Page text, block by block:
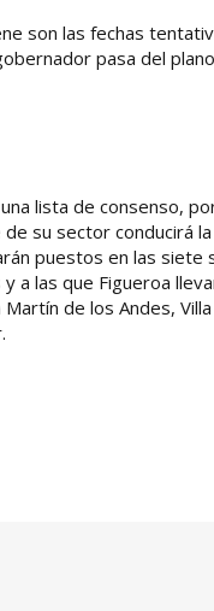
son las fechas
pasa del
lista de consenso,
su sector conducirá la
puestos en las siete
a las que Figueroa
de los Andes,